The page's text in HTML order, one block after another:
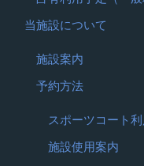
当施設について
施設案内
予約方法
スポーツコート
施設使用案内